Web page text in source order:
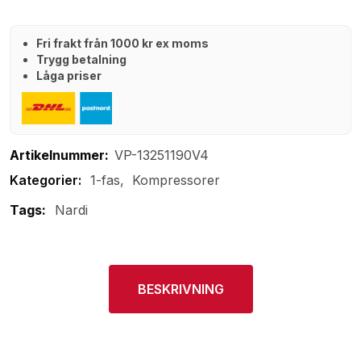
Fri frakt från 1000 kr ex moms
Trygg betalning
Låga priser
Artikelnummer: VP-13251190V4
1-fas
Kompressorer
Tags:
Nardi
BESKRIVNING